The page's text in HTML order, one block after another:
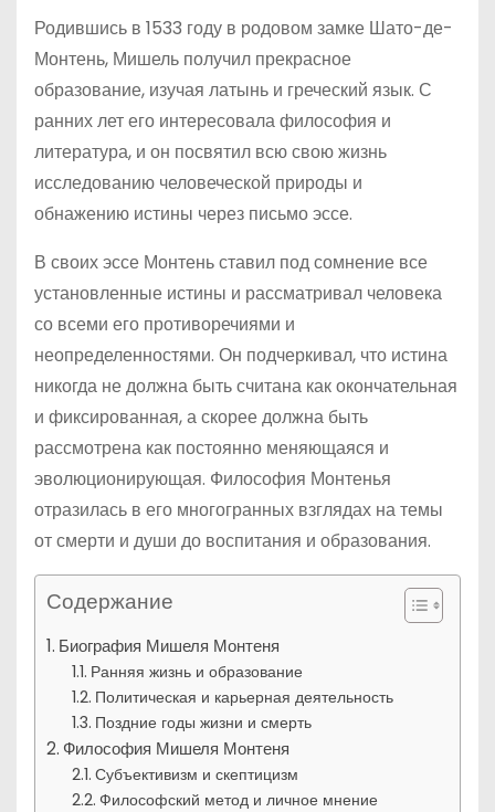
Родившись в 1533 году в родовом замке Шато-де-
Монтень, Мишель получил прекрасное
образование, изучая латынь и греческий язык. С
ранних лет его интересовала философия и
литература, и он посвятил всю свою жизнь
исследованию человеческой природы и
обнажению истины через письмо эссе.
В своих эссе Монтень ставил под сомнение все
установленные истины и рассматривал человека
со всеми его противоречиями и
неопределенностями. Он подчеркивал, что истина
никогда не должна быть считана как окончательная
и фиксированная, а скорее должна быть
рассмотрена как постоянно меняющаяся и
эволюционирующая. Философия Монтенья
отразилась в его многогранных взглядах на темы
от смерти и души до воспитания и образования.
Содержание
Биография Мишеля Монтеня
Ранняя жизнь и образование
Политическая и карьерная деятельность
Поздние годы жизни и смерть
Философия Мишеля Монтеня
Субъективизм и скептицизм
Философский метод и личное мнение